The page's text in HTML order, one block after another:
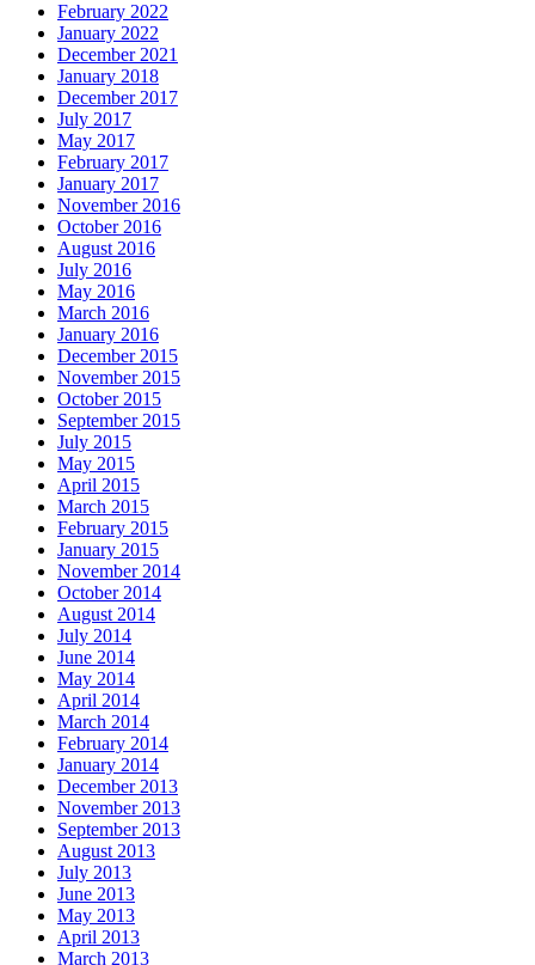
February 2022
January 2022
December 2021
January 2018
December 2017
July 2017
May 2017
February 2017
January 2017
November 2016
October 2016
August 2016
July 2016
May 2016
March 2016
January 2016
December 2015
November 2015
October 2015
September 2015
July 2015
May 2015
April 2015
March 2015
February 2015
January 2015
November 2014
October 2014
August 2014
July 2014
June 2014
May 2014
April 2014
March 2014
February 2014
January 2014
December 2013
November 2013
September 2013
August 2013
July 2013
June 2013
May 2013
April 2013
March 2013